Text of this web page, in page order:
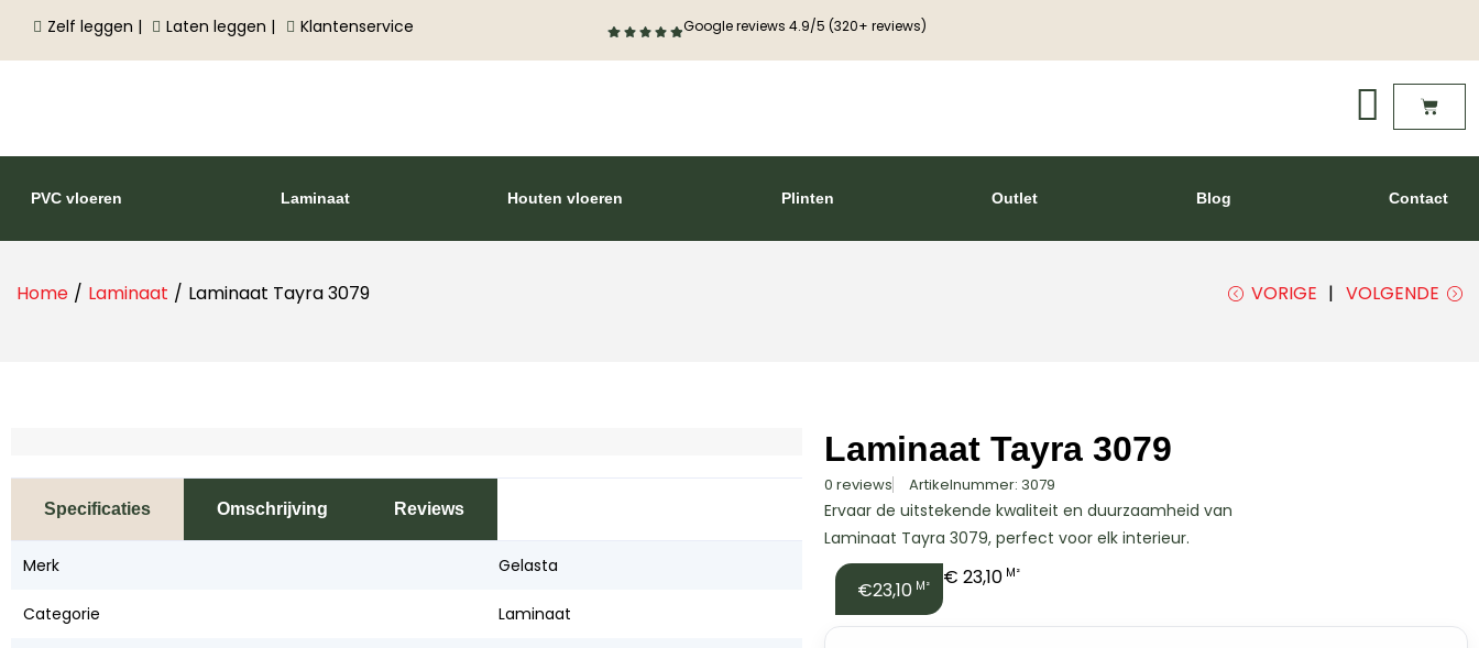
Zelf leggen | Laten leggen | Klantenservice Google reviews 4.9/5 (320+ reviews)
PVC vloeren Laminaat Houten vloeren Plinten Outlet Blog Contact
Home / Laminaat / Laminaat Tayra 3079 VORIGE VOLGENDE
Specificaties Omschrijving Reviews
Merk Gelasta
Categorie Laminaat
Laminaat Tayra 3079
0 reviews Artikelnummer: 3079
Ervaar de uitstekende kwaliteit en duurzaamheid van
Laminaat Tayra 3079, perfect voor elk interieur.
€23,10 M² € 23,10 M²